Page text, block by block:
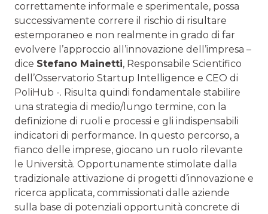
correttamente informale e sperimentale, possa
successivamente correre il rischio di risultare
estemporaneo e non realmente in grado di far
evolvere l’approccio all’innovazione dell’impresa –
dice Stefano Mainetti, Responsabile Scientifico
dell’Osservatorio Startup Intelligence e CEO di
PoliHub -. Risulta quindi fondamentale stabilire
una strategia di medio/lungo termine, con la
definizione di ruoli e processi e gli indispensabili
indicatori di performance. In questo percorso, a
fianco delle imprese, giocano un ruolo rilevante
le Università. Opportunamente stimolate dalla
tradizionale attivazione di progetti d’innovazione e
ricerca applicata, commissionati dalle aziende
sulla base di potenziali opportunità concrete di